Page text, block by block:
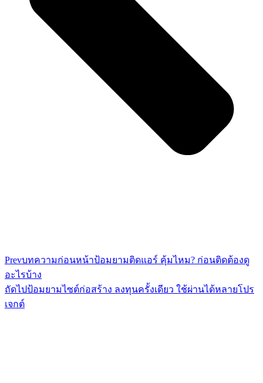
Prevบทความก่อนหน้าป้อมยามติดแอร์ คุ้มไหม? ก่อนติดต้องดู
อะไรบ้าง
ถัดไปป้อมยามไซต์ก่อสร้าง ลงทุนครั้งเดียว ใช้ผ่านได้หลายโปร
เจกต์